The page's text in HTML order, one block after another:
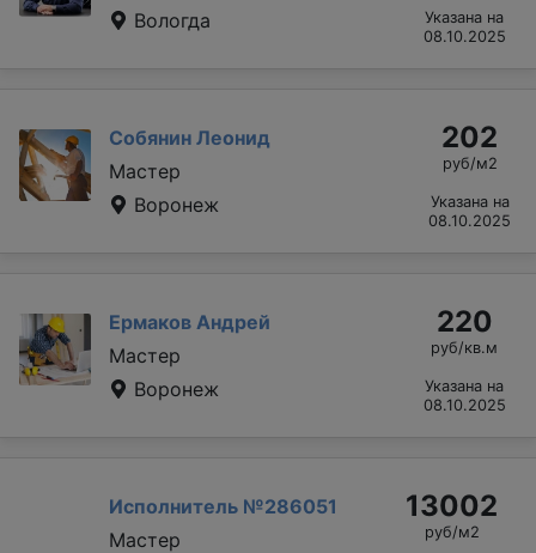
Вологда
Указана на
08.10.2025
Собянин Леонид
Мастер
Воронеж
202
руб/м2
Указана на
08.10.2025
Ермаков Андрей
Мастер
Воронеж
220
руб/кв.м
Указана на
08.10.2025
Исполнитель №286051
Мастер
13002
руб/м2